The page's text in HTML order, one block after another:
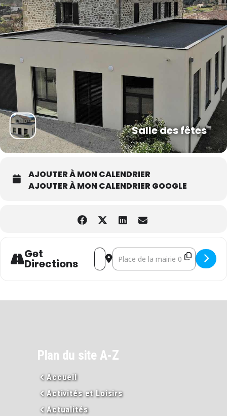
Salle des fêtes
AJOUTER À MON CALENDRIER
AJOUTER À MON CALENDRIER GOOGLE
Get
Directions
Address - Prad'Arts : rencontre avec
Destination Address - Prad'Arts :
Plan du site A-Z
Accueil
Activités et Loisirs
Actualités